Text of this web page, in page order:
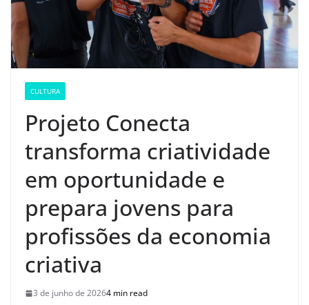
CULTURA
Projeto Conecta
transforma criatividade
em oportunidade e
prepara jovens para
profissões da economia
criativa
3 de junho de 20264 min read